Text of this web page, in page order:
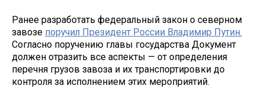
Ранее разработать федеральный закон о северном
завозе поручил Президент России Владимир Путин.
Согласно поручению главы государства Документ
должен отразить все аспекты — от определения
перечня грузов завоза и их транспортировки до
контроля за исполнением этих мероприятий.